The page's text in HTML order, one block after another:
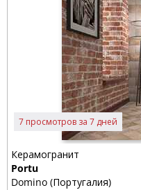
7 просмотров за 7 дней
Керамогранит
Portu
Domino (Португалия)